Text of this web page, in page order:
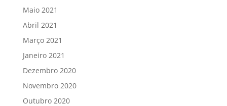
Maio 2021
Abril 2021
Março 2021
Janeiro 2021
Dezembro 2020
Novembro 2020
Outubro 2020